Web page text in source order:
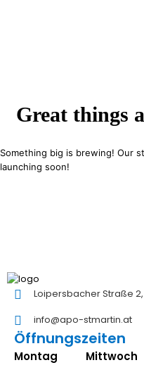
Great things
Something big is brewing! Our
launching soon!
Loipersbacher Straße
info@apo-stmartin.at
Öffnungszeiten
Montag Mittwoch